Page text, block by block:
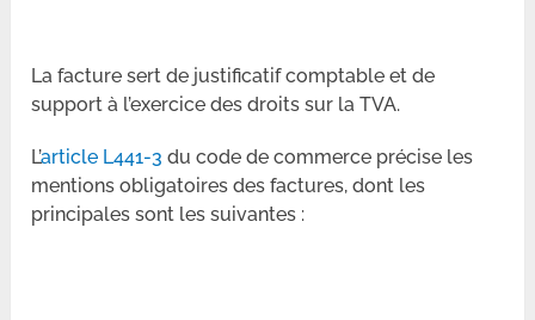
La facture sert de justificatif comptable et de
support à l’exercice des droits sur la TVA.
L’article L441-3 du code de commerce précise les
mentions obligatoires des factures, dont les
principales sont les suivantes :